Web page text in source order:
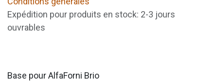
Expédition pour produits en stock: 2-3 jours
ouvrables
Base pour AlfaForni Brio